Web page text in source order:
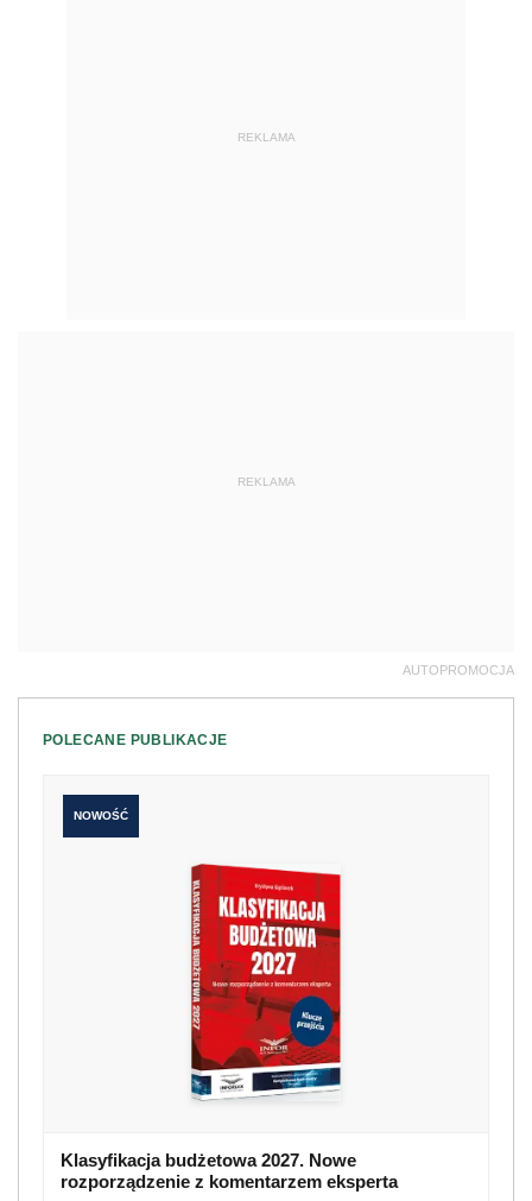
REKLAMA
REKLAMA
AUTOPROMOCJA
POLECANE PUBLIKACJE
NOWOŚĆ
Klasyfikacja budżetowa 2027. Nowe
rozporządzenie z komentarzem eksperta